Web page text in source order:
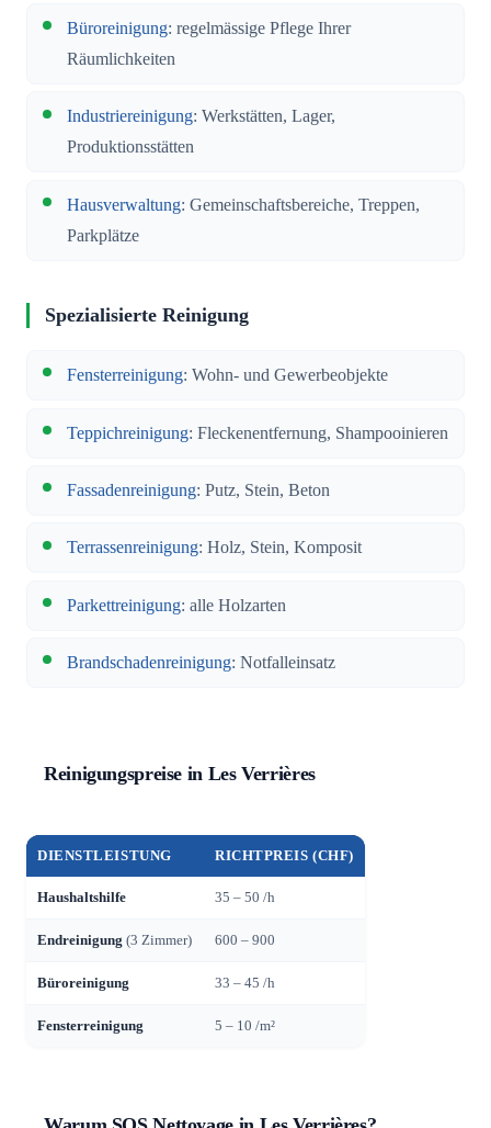
Büroreinigung: regelmässige Pflege Ihrer
Räumlichkeiten
Industriereinigung: Werkstätten, Lager,
Produktionsstätten
Hausverwaltung: Gemeinschaftsbereiche, Treppen,
Parkplätze
Spezialisierte Reinigung
Fensterreinigung: Wohn- und Gewerbeobjekte
Teppichreinigung: Fleckenentfernung, Shampooinieren
Fassadenreinigung: Putz, Stein, Beton
Terrassenreinigung: Holz, Stein, Komposit
Parkettreinigung: alle Holzarten
Brandschadenreinigung: Notfalleinsatz
Reinigungspreise in Les Verrières
DIENSTLEISTUNG RICHTPREIS (CHF)
Haushaltshilfe 35 – 50 /h
Endreinigung (3 Zimmer) 600 – 900
Büroreinigung 33 – 45 /h
Fensterreinigung 5 – 10 /m²